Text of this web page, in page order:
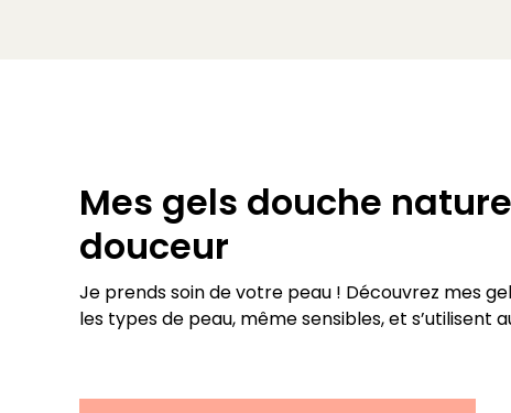
Mes gels douche
douceur
Je prends soin de votre peau ! Découvrez mes
les types de peau, même sensibles, et s’utilisent